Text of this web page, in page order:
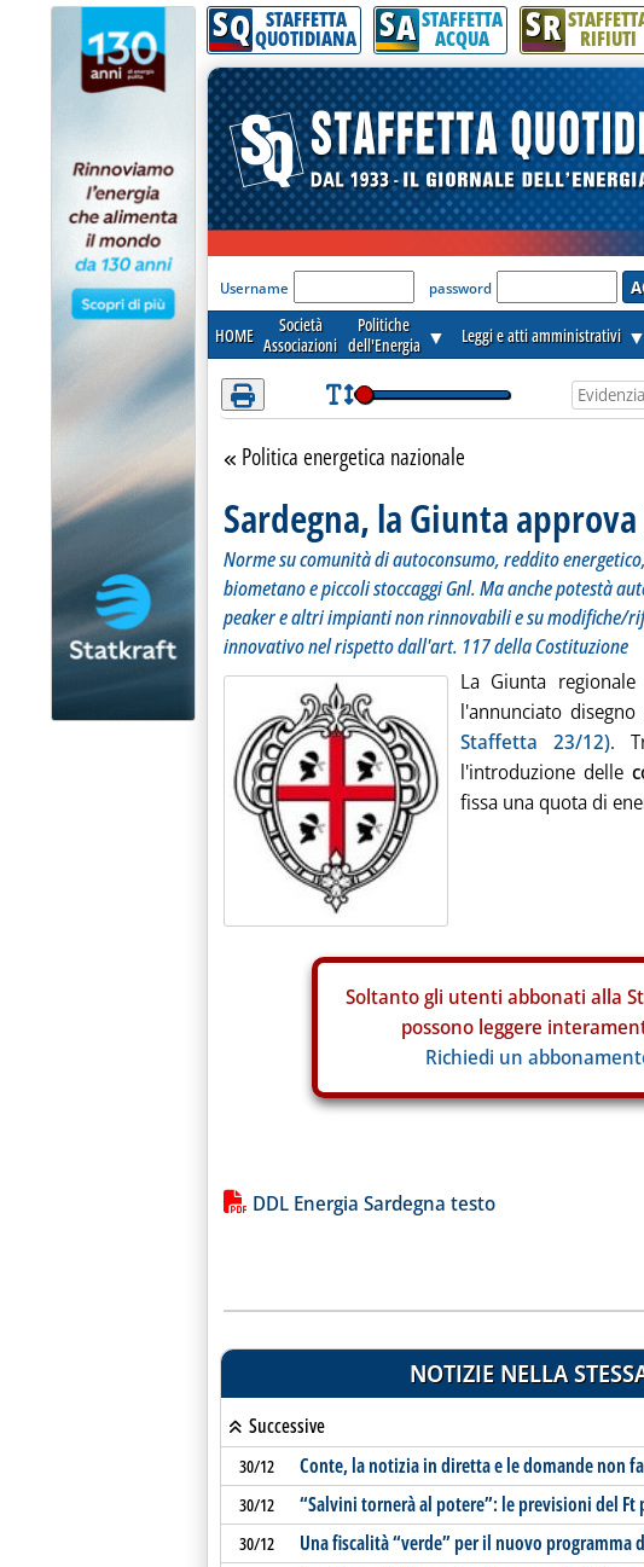
Attenzione! Esegui l'accesso per lèggere interamente la notizia.
SQ STAFFETTA
QUOTIDIANA SA STAFFETTA
ACQUA SR RIFIUTI
'Modulo Login per accedere'
Username password
HOME
Società
Associazioni
Politiche
dell'Energia ▼ Leggi e atti amministrativi ▼
Torna alla sezione
Politica energetica nazionale
Sardegna, la Giunta
Norme su comunità di autoconsumo, reddito
biometano e piccoli stoccaggi Gnl. Ma anche potestà
peaker e altri impianti non rinnovabili e su modifiche/
innovativo nel rispetto dall'art. 117 della Costituzione
La Giunta
l'annunciato
Staffetta 23/12).
l'introduzione delle
fissa una quota di
Soltanto gli utenti abbonati alla
possono leggere
Richiedi un
Lista allegati PDF alla notizia
DDL Energia Sardegna testo
NOTIZIE NELLA
Successive
30/12 Conte, la notizia in diretta e le domande non
30/12 “Salvini tornerà al potere”: le previsioni del Ft
30/12 Una fiscalità “verde” per il nuovo programma